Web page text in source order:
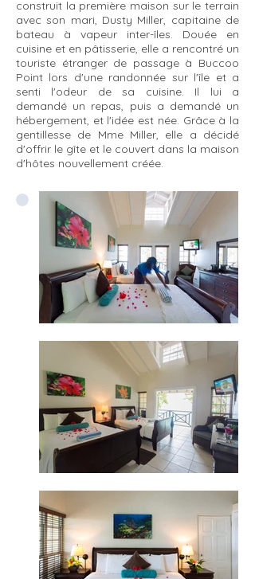
construit la première maison sur le terrain
avec son mari, Dusty Miller, capitaine de
bateau à vapeur inter-îles. Douée en
cuisine et en pâtisserie, elle a rencontré un
touriste étranger de passage à Buccoo
Point lors d'une randonnée sur l'île et a
senti l'odeur de sa cuisine. Il lui a
demandé un repas, puis a demandé un
hébergement, et l'idée est née. Grâce à la
gentillesse de Mme Miller, elle a décidé
d'offrir le gîte et le couvert dans la maison
d'hôtes nouvellement créée.